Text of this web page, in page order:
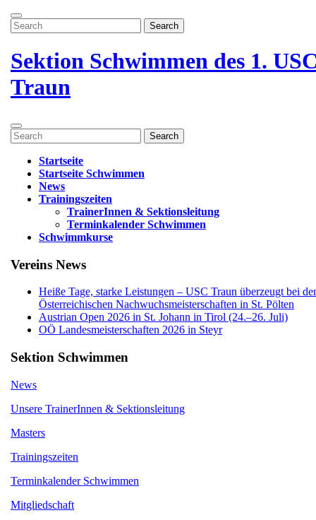
Zum
Inhalt
springen
Menü
öffnen
Search
for:
schließen
Sektion Schwimmen des 1.
Traun
Menü
öffnen
Search
for:
Startseite
Startseite Schwimmen
News
Trainingszeiten
TrainerInnen & Sektionsleitung
Terminkalender Schwimmen
Schwimmkurse
Menü
schließen
Vereins News
Heiße Tage, starke Leistungen – USC Traun überzeugt bei
Österreichischen Nachwuchsmeisterschaften in St. Pölten
Austrian Open 2026 in St. Johann in Tirol (24.–26. Juli)
OÖ Landesmeisterschaften 2026 in Steyr
Sektion Schwimmen
News
Unsere TrainerInnen & Sektionsleitung
Masters
Trainingszeiten
Terminkalender Schwimmen
Mitgliedschaft